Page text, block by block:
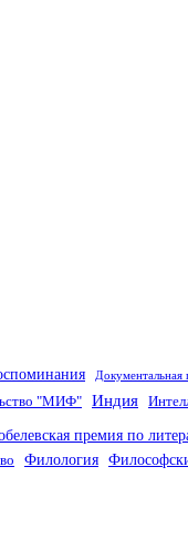
Документальная
"МИФ" Индия
премия по
Филология